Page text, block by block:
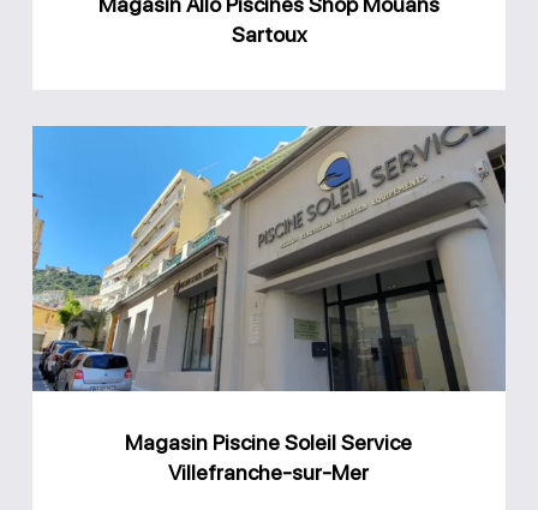
Sartoux
Magasin
Piscine
Soleil
Service
Villefranche-
sur-
Magasin Piscine Soleil Service
Villefranche-sur-Mer